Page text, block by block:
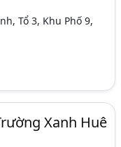
Tổ 3, Khu Phố 9,
Xanh Huê